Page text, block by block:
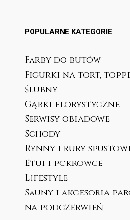
POPULARNE KATEGORIE
Farby do butów
Figurki na tort,
ślubny
Gąbki florystyczne
Serwisy obiadowe
Schody
Rynny i rury
Etui i pokrowce
Lifestyle
Sauny i akcesoria
na podczerwień